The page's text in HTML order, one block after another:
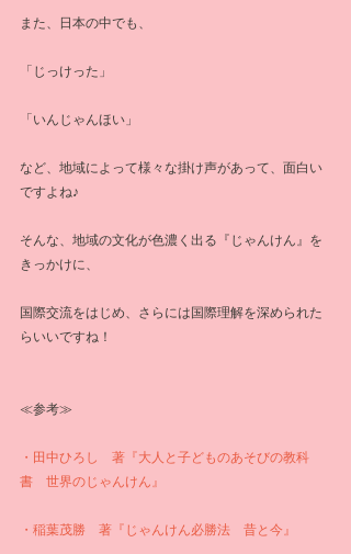
また、日本の中でも、
「じっけった」
「いんじゃんほい」
など、地域によって様々な掛け声があって、面白い
ですよね♪
そんな、地域の文化が色濃く出る『じゃんけん』を
きっかけに、
国際交流をはじめ、さらには国際理解を深められた
らいいですね！
≪参考≫
・田中ひろし　著『大人と子どものあそびの教科
書　世界のじゃんけん』
・稲葉茂勝　著『じゃんけん必勝法　昔と今』